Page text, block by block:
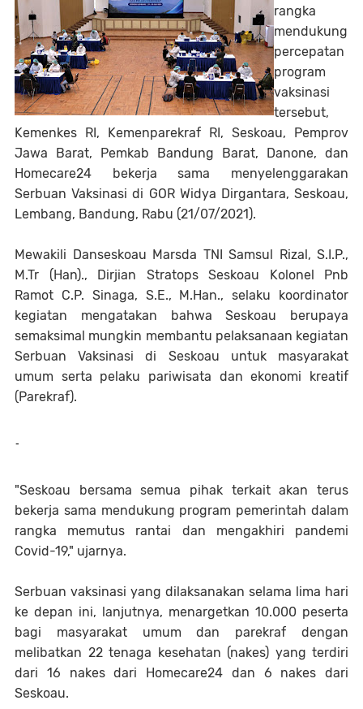
rangka
mendukung
percepatan
program
vaksinasi
tersebut,
Kemenkes RI, Kemenparekraf RI, Seskoau, Pemprov
Jawa Barat, Pemkab Bandung Barat, Danone, dan
Homecare24 bekerja sama menyelenggarakan
Serbuan Vaksinasi di GOR Widya Dirgantara, Seskoau,
Lembang, Bandung, Rabu (21/07/2021).
Mewakili Danseskoau Marsda TNI Samsul Rizal, S.I.P.,
M.Tr (Han)., Dirjian Stratops Seskoau Kolonel Pnb
Ramot C.P. Sinaga, S.E., M.Han., selaku koordinator
kegiatan mengatakan bahwa Seskoau berupaya
semaksimal mungkin membantu pelaksanaan kegiatan
Serbuan Vaksinasi di Seskoau untuk masyarakat
umum serta pelaku pariwisata dan ekonomi kreatif
(Parekraf).
-
"Seskoau bersama semua pihak terkait akan terus
bekerja sama mendukung program pemerintah dalam
rangka memutus rantai dan mengakhiri pandemi
Covid-19," ujarnya.
Serbuan vaksinasi yang dilaksanakan selama lima hari
ke depan ini, lanjutnya, menargetkan 10.000 peserta
bagi masyarakat umum dan parekraf dengan
melibatkan 22 tenaga kesehatan (nakes) yang terdiri
dari 16 nakes dari Homecare24 dan 6 nakes dari
Seskoau.